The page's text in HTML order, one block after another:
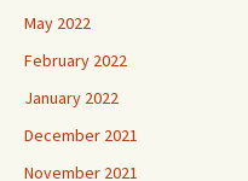
May 2022
February 2022
January 2022
December 2021
November 2021